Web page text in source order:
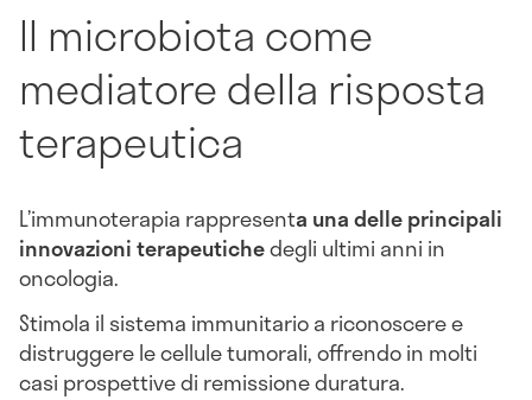
Il microbiota come
mediatore della risposta
terapeutica
L’immunoterapia rappresenta una delle principali
innovazioni terapeutichedegli ultimi anni in
oncologia.
Stimola il sistema immunitario a riconoscere e
distruggere le cellule tumorali, offrendo in molti
casi prospettive di remissione duratura.